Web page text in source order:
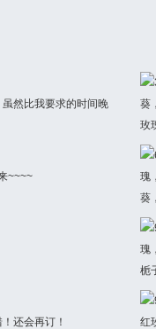
然比我要求的时间晚
~~~~
还会再订！